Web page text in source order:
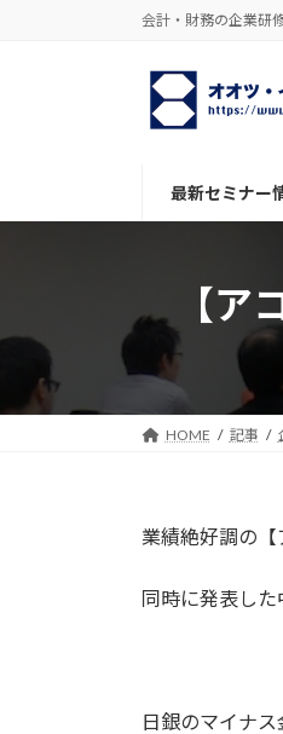
キ
に
会計・財務の企業研
最新セミナー
【
HOME 記事
業績絶好調の【
同時に発表した
日銀のマイナ